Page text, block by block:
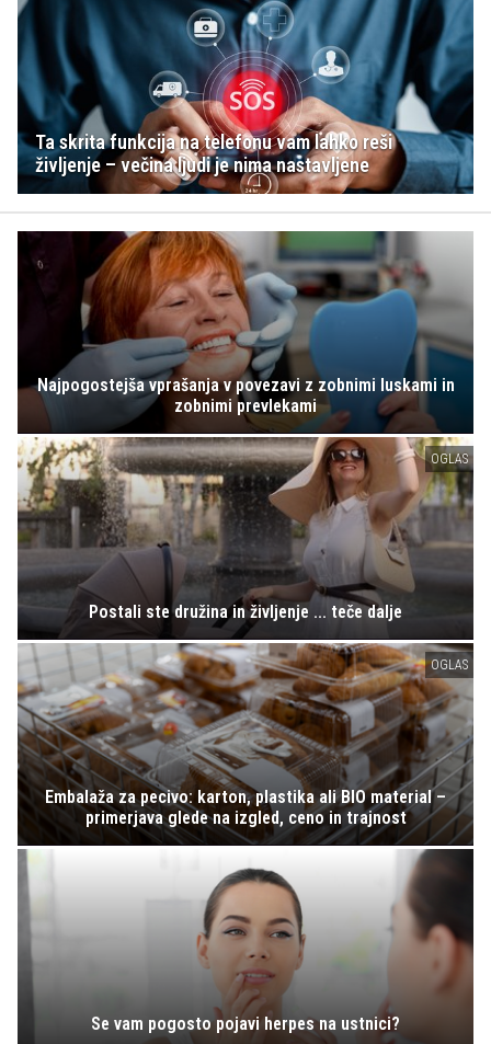
Ta skrita funkcija na telefonu vam lahko reši
življenje – večina ljudi je nima nastavljene
Najpogostejša vprašanja v povezavi z zobnimi luskami in
zobnimi prevlekami
OGLAS
Postali ste družina in življenje ... teče dalje
OGLAS
Embalaža za pecivo: karton, plastika ali BIO material –
primerjava glede na izgled, ceno in trajnost
Se vam pogosto pojavi herpes na ustnici?